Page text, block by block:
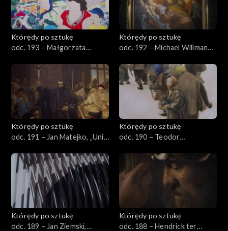
Którędy po sztukę
odc. 193 – Małgorzata
świat – czerwiec”
Którędy po sztukę
odc. 192 – Michael Willmann,
Którędy po sztukę
odc. 191 – Jan Matejko, „Unia
Którędy po sztukę
odc. 190 – Teodor
Którędy po sztukę
odc. 189 – Jan Ziemski,
Którędy po sztukę
odc. 188 – Hendrick ter